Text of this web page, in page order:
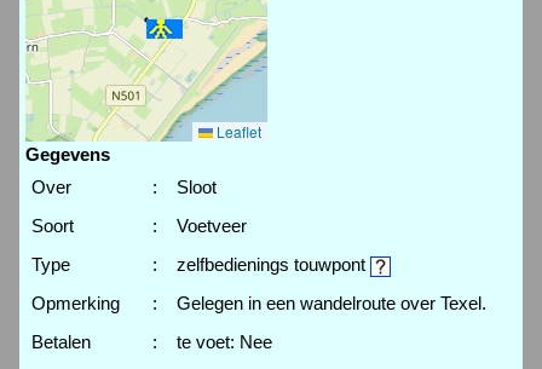
Leaflet
Gegevens
Over
:
Sloot
Soort
:
Voetveer
Type
:
zelfbedienings touwpont
Opmerking
:
Gelegen in een wandelroute over Texel.
Betalen
:
te voet: Nee